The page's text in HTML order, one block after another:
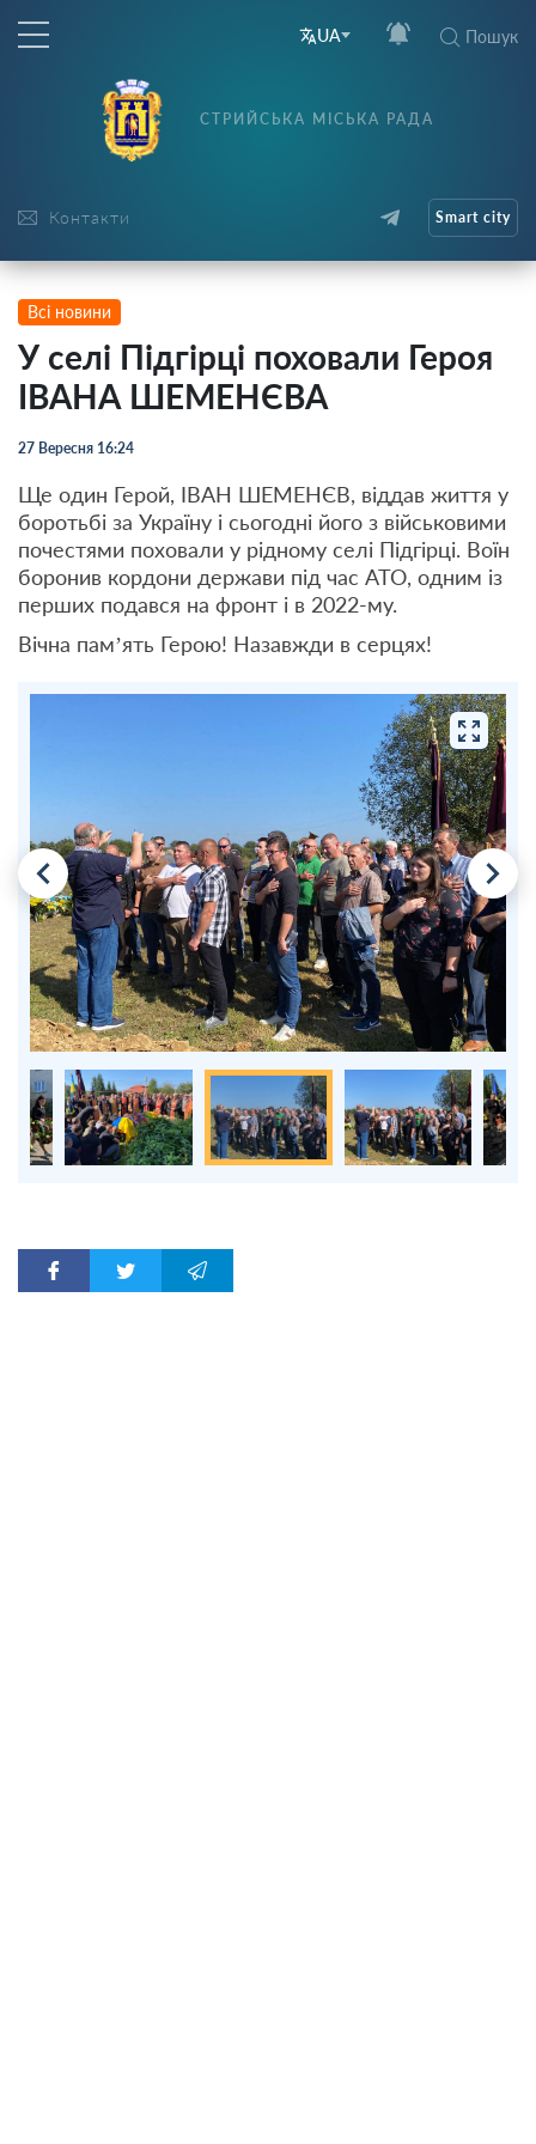
UA Пошук
Контакти
СТРИЙСЬКА МІСЬКА РАДА
Smart city
Всі новини
У селі Підгірці поховали Героя
ІВАНА ШЕМЕНЄВА
27 Вересня 16:24
Ще один Герой, ІВАН ШЕМЕНЄВ, віддав життя у
боротьбі за Україну і сьогодні його з військовими
почестями поховали у рідному селі Підгірці. Воїн
боронив кордони держави під час АТО, одним із
перших подався на фронт і в 2022-му.
Вічна пам’ять Герою! Назавжди в серцях!